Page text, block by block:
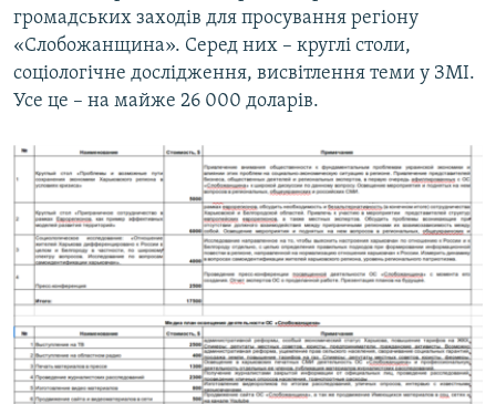
громадських заходів для просування регіону
«Слобожанщина». Серед них – круглі столи,
соціологічне дослідження, висвітлення теми у ЗМІ.
Усе це – на майже 26 000 доларів.